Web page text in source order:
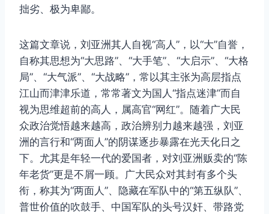
拙劣、极为卑鄙。
这篇文章说，刘亚洲其人自视“高人”，以“大”自誉，
自称其思想为“大思路”、“大手笔”、“大启示”、“大格
局”、“大气派”、“大战略”，常以其主张为高层指点
江山而津津乐道，常常著文为国人“指点迷津”而自
视为思维超前的高人，属高官“网红”。随着广大民
众政治觉悟越来越高，政治辨别力越来越强，刘亚
洲的言行和“两面人”的阴谋逐步暴露在光天化日之
下。尤其是年轻一代的爱国者，对刘亚洲贩卖的“陈
年老货”更是不屑一顾。广大民众对其封有多个头
衔，称其为“两面人”、隐藏在军队中的“第五纵队”、
普世价值的吹鼓手、中国军队的头号汉奸、带路党